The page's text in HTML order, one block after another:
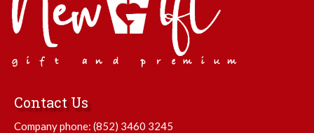
Contact Us
Company phone: (852) 3460 3245